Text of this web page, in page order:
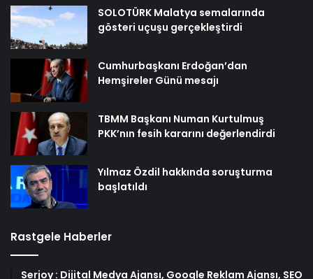
SOLOTÜRK Malatya semalarında
gösteri uçuşu gerçekleştirdi
Cumhurbaşkanı Erdoğan’dan
Hemşireler Günü mesajı
TBMM Başkanı Numan Kurtulmuş
PKK’nın fesih kararını değerlendirdi
Yılmaz Özdil hakkında soruşturma
başlatıldı
Rastgele Haberler
Serjoy : Dijital Medya Ajansı, Google Reklam Ajansı, SEO